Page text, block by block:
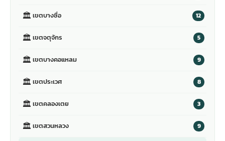
🏛 เขตบางซื่อ 12
🏛 เขตจตุจักร 5
🏛 เขตบางคอแหลม 9
🏛 เขตประเวศ 8
🏛 เขตคลองเตย 3
🏛 เขตสวนหลวง 9